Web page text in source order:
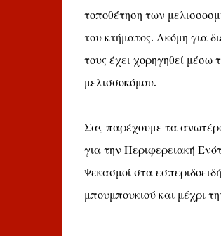
τοποθέτηση των
του κτήματος. Ακόμη για
τους έχει χορηγηθεί
μελισσοκόμου.
Σας παρέχουμε τα
για την Περιφερειακή
Ψεκασμοί στα
μπουμπουκιού και μέχρι